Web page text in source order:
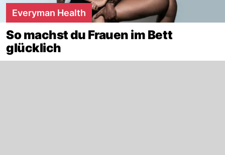
Everyman Health
So machst du Frauen im Bett
glücklich